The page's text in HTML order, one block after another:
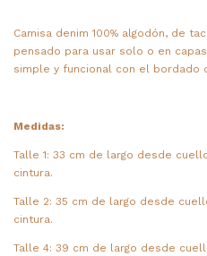
Camisa denim 100% algodón, de
pensado para usar solo o en
simple y funcional con el bordado
Medidas:
Talle 1: 33 cm de largo desde
cintura.
Talle 2: 35 cm de largo desde
cintura.
Talle 4: 39 cm de largo desde